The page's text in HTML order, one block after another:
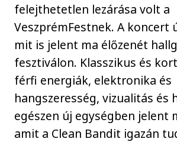
felejthetetlen lezárása volt a
VeszprémFestnek. A koncert
mit is jelent ma élőzenét
fesztiválon. Klasszikus és
férfi energiák, elektronika és
hangszeresség, vizualitás és
egészen új egységben jelent
amit a Clean Bandit igazán